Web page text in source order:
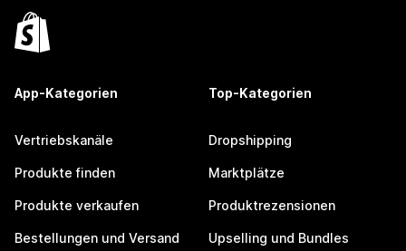
App-Kategorien
Vertriebskanäle
Produkte finden
Produkte verkaufen
Bestellungen und Versand
Top-Kategorien
Dropshipping
Marktplätze
Produktrezensionen
Upselling und Bundles